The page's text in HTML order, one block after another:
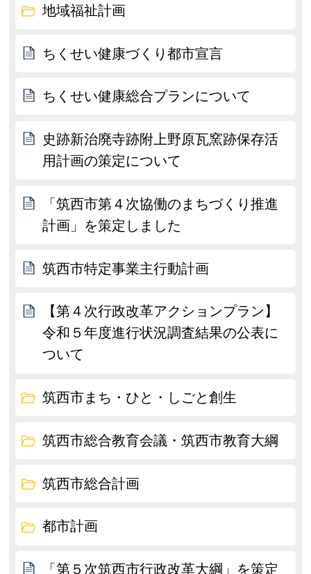
地域福祉計画
ちくせい健康づくり都市宣言
ちくせい健康総合プランについて
史跡新治廃寺跡附上野原瓦窯跡保存活
用計画の策定について
「筑西市第４次協働のまちづくり推進
計画」を策定しました
筑西市特定事業主行動計画
【第４次行政改革アクションプラン】
令和５年度進行状況調査結果の公表に
ついて
筑西市まち・ひと・しごと創生
筑西市総合教育会議・筑西市教育大綱
筑西市総合計画
都市計画
「第５次筑西市行政改革大綱」を策定